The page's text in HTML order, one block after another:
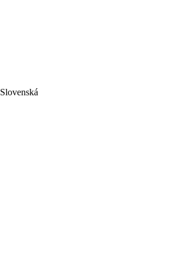
Slovenská